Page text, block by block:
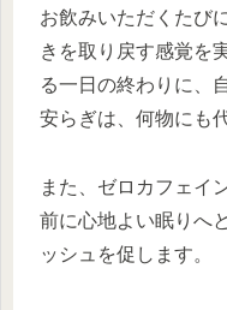
お飲みいただくたび
きを取り戻す感覚を
る一日の終わりに、
安らぎは、何物にも
また、ゼロカフェイ
前に心地よい眠りへ
ッシュを促します。